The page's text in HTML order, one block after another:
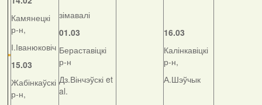
Камянецкі
р-н,
І.Іванюковіч
15.03
Жабінкаўскі
р-н,
зімавалі
01.03
Бераставіцкі
р-н
Дз.Вінчэўскі et
al.
16.03
Калінкавіцкі
р-н,
А.Шэўчык